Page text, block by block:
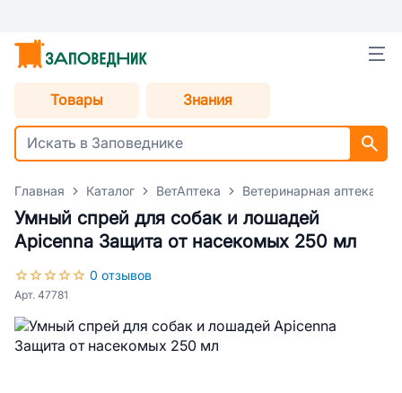
Товары Знания
Главная Каталог ВетАптека Ветеринарная аптека
Умный спрей для собак и лошадей
Apicenna Защита от насекомых 250 мл
0 отзывов
Арт. 47781